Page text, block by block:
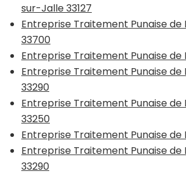
sur-Jalle 33127
Entreprise Traitement Punaise de
33700
Entreprise Traitement Punaise de
Entreprise Traitement Punaise de
33290
Entreprise Traitement Punaise de
33250
Entreprise Traitement Punaise de
Entreprise Traitement Punaise de
33290